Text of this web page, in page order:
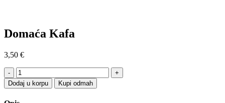
Domaća Kafa
3,50 €
Domaća
Kafa
quantity
Dodaj u korpu Kupi odmah